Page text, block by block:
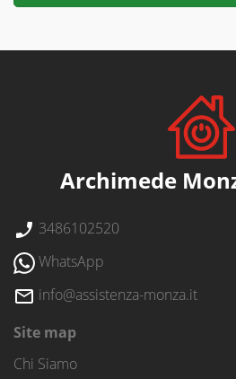
Archimede
3486102520
WhatsApp
info@assistenza-monza.it
Site map
Chi Siamo